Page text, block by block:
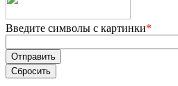
Введите символы с картинки*